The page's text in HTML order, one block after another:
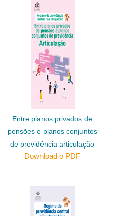
Entre planos privados de
pensões e planos conjuntos
de previdência articulação
Download o PDF